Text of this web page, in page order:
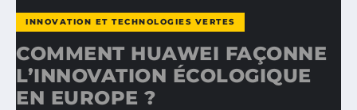
INNOVATION ET TECHNOLOGIES VERTES
COMMENT HUAWEI FAÇONNE
L’INNOVATION ÉCOLOGIQUE
EN EUROPE ?